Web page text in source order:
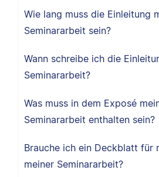
Wie lang muss die Einleitung
Seminararbeit sein?
Wann schreibe ich die
Seminararbeit?
Was muss in dem Exposé
Seminararbeit enthalten sein?
Brauche ich ein Deckblatt für
meiner Seminararbeit?